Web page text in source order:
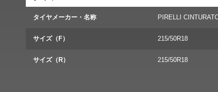
タイヤメーカー・名称 PIRELLI
サイズ（F） 215/50R18
サイズ（R） 215/50R18